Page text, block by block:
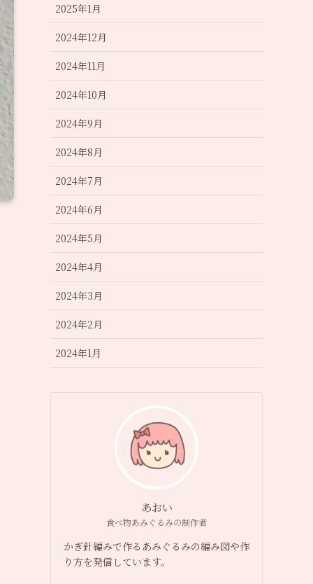
2025年1月
2024年12月
2024年11月
2024年10月
2024年9月
2024年8月
2024年7月
2024年6月
2024年5月
2024年4月
2024年3月
2024年2月
2024年1月
あおい
食べ物あみぐるみの制作者
かぎ針編みで作るあみぐるみの編み図や作
り方を発信しています。